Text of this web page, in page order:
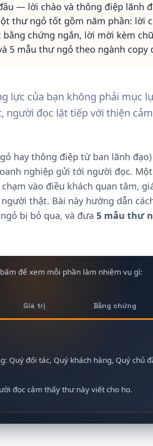
— lời chào và thông điệp lãnh
thư ngỏ tốt gồm năm phần: lời
chứng ngắn, lời mời kèm
5 mẫu thư ngỏ theo ngành copy
lực của bạn không phải mục
người đọc lật tiếp với thiện
hay thông điệp từ ban lãnh
nghiệp gửi tới người đọc.
vào điều khách quan tâm,
thật. Bài này hướng dẫn
bị bỏ qua, và đưa 5 mẫu thư
để xem mỗi phần làm nhiệm vụ gì:
Giá trị Bằng chứng
Quý đối tác, Quý khách hàng, Quý chủ
đọc cảm thấy thư này viết cho họ.